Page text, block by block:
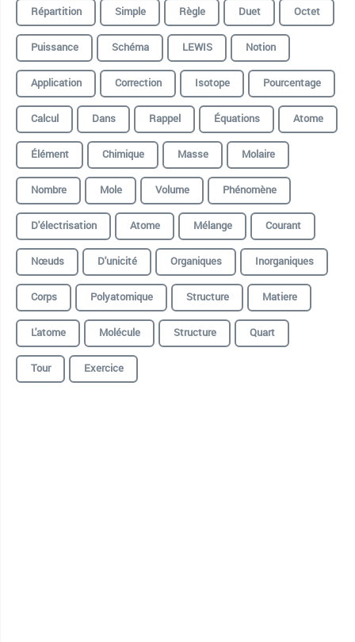
Répartition
Simple Règle Duet
Octet
Puissance
Schéma LEWIS
Notion
Application
Correction Isotope
Pourcentage
Calcul
Dans Rappel Équations
Atome
Élément
Chimique Masse
Molaire
Nombre
Mole Volume
Phénomène
D'électrisation
Atome Mélange
Courant
Nœuds
D'unicité Organiques
Inorganiques
Corps
Polyatomique Structure
Matiere
L'atome
Molécule Structure
Quart
Tour
Exercice